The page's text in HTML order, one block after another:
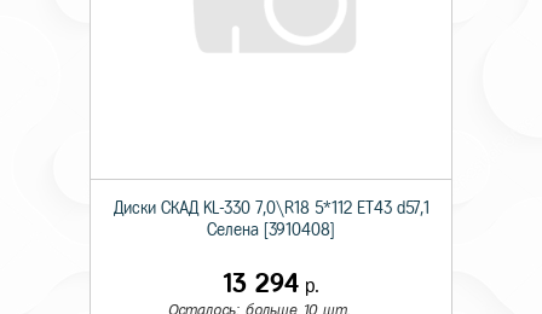
Диски СКАД KL-330 7,0\R18 5*112 ET43 d57,1
Селена [3910408]
13 294 р.
Осталось: больше 10 шт.